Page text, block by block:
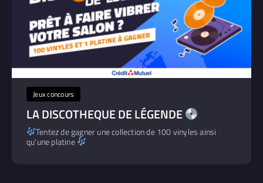
Jeux concours
LA DISCOTHEQUE DE LÉGENDE
Tentez de gagner une collection de 100 vinyles ainsi
qu'une platine